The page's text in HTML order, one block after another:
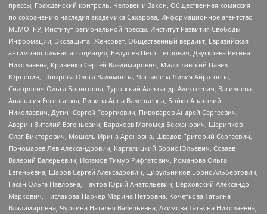
прессы, Гражданский контроль, Человек и Закон, Общественная комиссия
по сохранению наследия академика Сахарова, Информационное агентство
МЕМО. РУ, Институт региональной прессы, Институт Развития Свободы
Информации, Экозащита!-Женсовет, Общественный вердикт, Евразийская
антимонопольная ассоциация, Бедушев Петр Петрович, Дзугкоева Регина
Николаевна, Кривенко Сергей Владимирович, Милославский Павел
Юрьевич, Шнырова Ольга Вадимовна, Чанышева Лилия Айратовна,
Сидорович Ольга Борисовна, Туровский Александр Алексеевич, Васильева
Анастасия Евгеньевна, Ривина Анна Валерьевна, Бойко Анатолий
Николаевич, Дугин Сергей Георгиевич, Пивоваров Андрей Сергеевич,
Аверин Виталий Евгеньевич, Барахоев Магомед Бекханович, Шарипков
Олег Викторович, Мошель Ирина Ароновна, Шведов Григорий Сергеевич,
Пономарев Лев Александрович, Каргалицкий Борис Юльевич, Созаев
Валерий Валерьевич, Исламов Тимур Рифгатович, Романова Ольга
Евгеньевна, Щаров Сергей Алексадрович, Цирульников Борис Альбертович,
Гасан Ольга Павловна, Паутов Юрий Анатольевич, Верховский Александр
Маркович, Пислакова-Паркер Марина Петровна, Кочеткова Татьяна
Владимировна, Чуркина Наталья Валерьевна, Акимова Татьяна Николаевна,